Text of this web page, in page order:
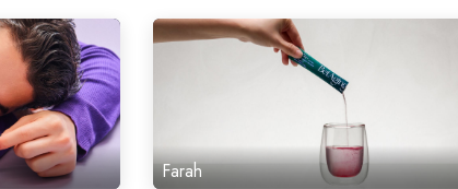
Farah